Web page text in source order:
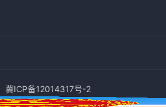
冀ICP备12014317号-2